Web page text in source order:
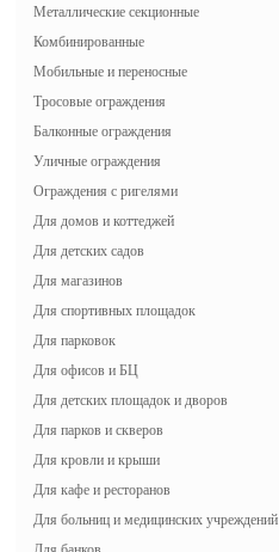
Металлические секционные
Комбинированные
Мобильные и переносные
Тросовые ограждения
Балконные ограждения
Уличные ограждения
Ограждения с ригелями
Для домов и коттеджей
Для детских садов
Для магазинов
Для спортивных площадок
Для парковок
Для офисов и БЦ
Для детских площадок и дворов
Для парков и скверов
Для кровли и крыши
Для кафе и ресторанов
Для больниц и медицинских учреждений